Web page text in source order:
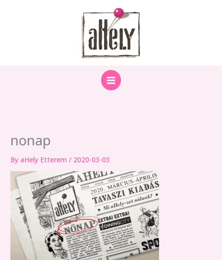
nonap
ByaHely Etterem/ 2020-03-03